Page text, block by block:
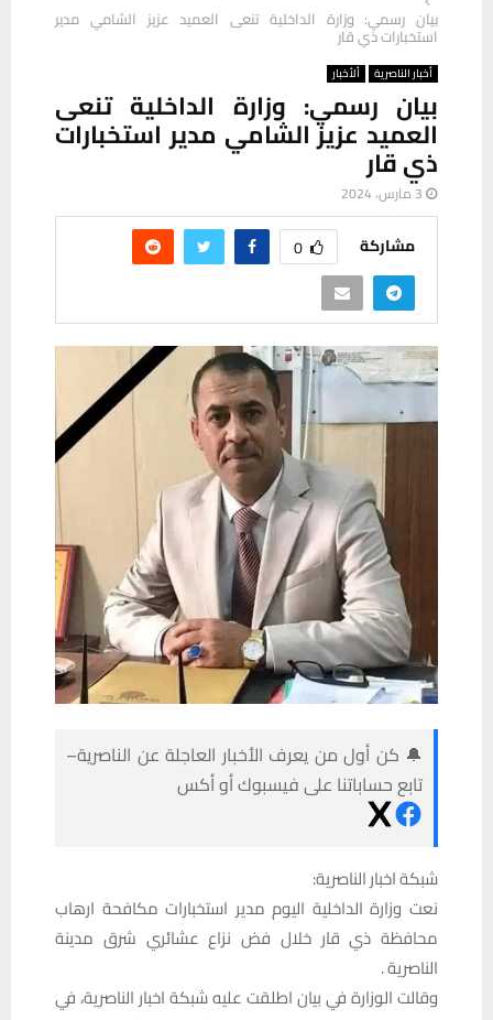
بيان رسمي: وزارة الداخلية تنعى العميد عزيز الشامي مدير
استخبارات ذي قار
أخبار الناصرية ألأخبار
بيان رسمي: وزارة الداخلية تنعى
العميد عزيز الشامي مدير استخبارات
ذي قار
3 مارس، 2024
مشاركة 0
🔔 كن أول من يعرف الأخبار العاجلة عن الناصرية–
تابع حساباتنا على فيسبوك أو أكس
شبكة اخبار الناصرية:
نعت وزارة الداخلية اليوم مدير استخبارات مكافحة ارهاب
محافظة ذي قار خلال فض نزاع عشائري شرق مدينة
الناصرية .
وقالت الوزارة في بيان اطلقت عليه شبكة اخبار الناصرية، في